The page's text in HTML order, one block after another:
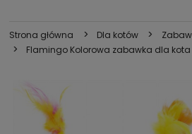
Strona główna > Dla kotów >
> Flamingo Kolorowa zabawka dla kota